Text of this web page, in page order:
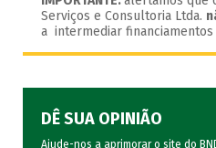
Serviços e Consultoria Ltda.
a intermediar financiamentos
DÊ SUA OPINIÃO
Ajude-nos a aprimorar o site do